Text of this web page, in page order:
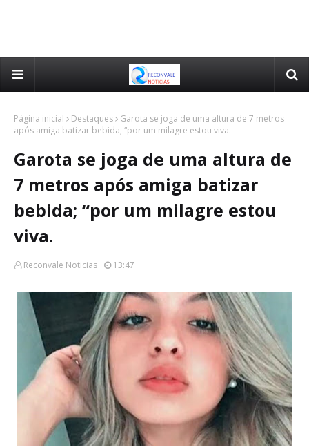
Página inicial Destaques
Garota se joga de uma altura de 7 metros
após amiga batizar bebida; “por um milagre estou viva.
Garota se joga de uma altura de
7 metros após amiga batizar
bebida; “por um milagre estou
viva.
Reconvale Noticias 13:47